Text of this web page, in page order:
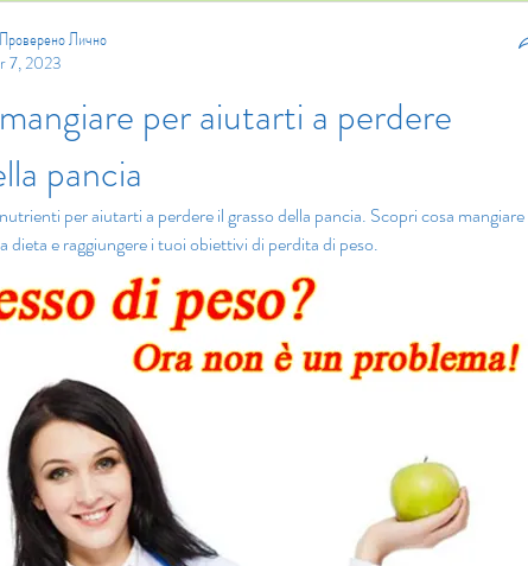
Лично
7, 2023
per aiutarti a perdere
pancia
per aiutarti a perdere il grasso della pancia. Scopri cosa mangiare
dieta e raggiungere i tuoi obiettivi di perdita di peso.